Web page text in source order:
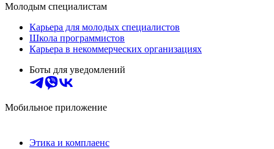
Молодым специалистам
Карьера для молодых специалистов
Школа программистов
Карьера в некоммерческих организациях
Боты для уведомлений
Мобильное приложение
Этика и комплаенс